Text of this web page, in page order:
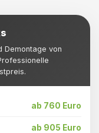
Demontage von
ab 760 Euro
ab 905 Euro